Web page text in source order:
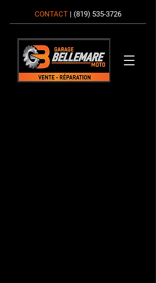
CONTACT | (819) 535-3726